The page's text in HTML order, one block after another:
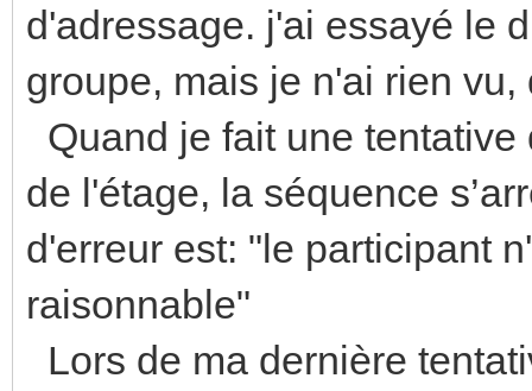
d'adressage. j'ai essayé le
groupe, mais je n'ai rien
Quand je fait une
de l'étage, la séquence
d'erreur est: "le participant
raisonnable"
Lors de ma dernière